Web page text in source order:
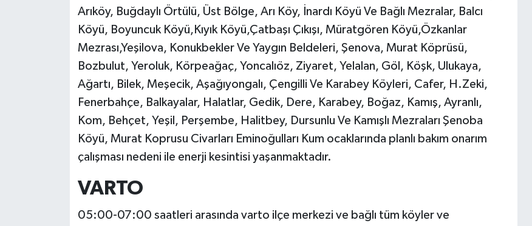
Arıköy, Buğdaylı Örtülü, Üst Bölge, Arı Köy, İnardı Köyü Ve Bağlı Mezralar, Balcı
Köyü, Boyuncuk Köyü,Kıyık Köyü,Çatbaşı Çıkışı, Müratgören Köyü,Özkanlar
Mezrası,Yeşilova, Konukbekler Ve Yaygın Beldeleri, Şenova, Murat Köprüsü,
Bozbulut, Yeroluk, Körpeağaç, Yoncalıöz, Ziyaret, Yelalan, Göl, Köşk, Ulukaya,
Ağartı, Bilek, Meşecik, Aşağıyongalı, Çengilli Ve Karabey Köyleri, Cafer, H.Zeki,
Fenerbahçe, Balkayalar, Halatlar, Gedik, Dere, Karabey, Boğaz, Kamış, Ayranlı,
Kom, Behçet, Yeşil, Perşembe, Halitbey, Dursunlu Ve Kamışlı Mezraları Şenoba
Köyü, Murat Koprusu Civarları Eminoğulları Kum ocaklarında planlı bakım onarım
çalışması nedeni ile enerji kesintisi yaşanmaktadır.
VARTO
05:00-07:00 saatleri arasında varto ilçe merkezi ve bağlı tüm köyler ve